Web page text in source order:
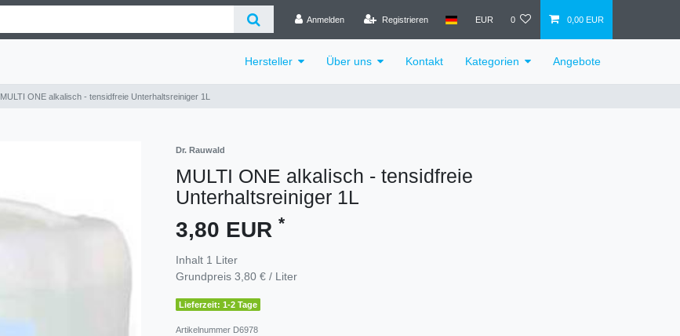
Anmelden Registrieren EUR 0 0,00 EUR
Hersteller Über uns Kontakt Kategorien Angebote
MULTI ONE alkalisch - tensidfreie Unterhaltsreiniger 1L
Dr. Rauwald
MULTI ONE alkalisch - tensidfreie
Unterhaltsreiniger 1L
3,80 EUR *
Inhalt 1 Liter
Grundpreis 3,80 € / Liter
Lieferzeit: 1-2 Tage
Artikelnummer D6978